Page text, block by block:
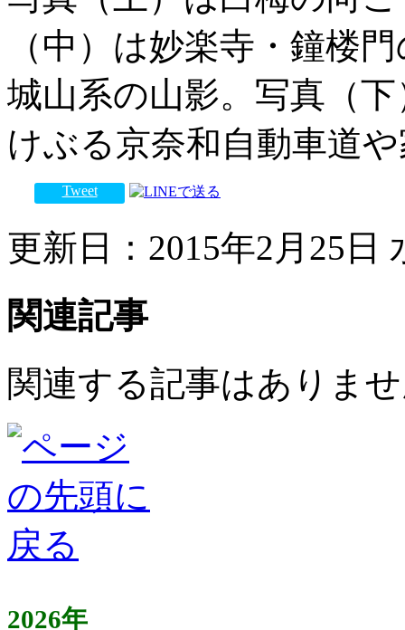
（中）は妙楽寺・鐘楼
城山系の山影。写真（
けぶる京奈和自動車道
Tweet
更新日：2015年2月25日
関連記事
関連する記事はありま
2026年